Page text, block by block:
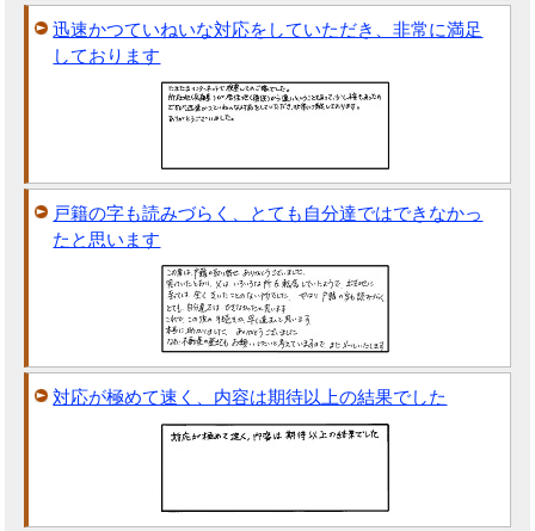
迅速かつていねいな対応をしていただき、非常に満足
しております
戸籍の字も読みづらく、とても自分達ではできなかっ
たと思います
対応が極めて速く、内容は期待以上の結果でした